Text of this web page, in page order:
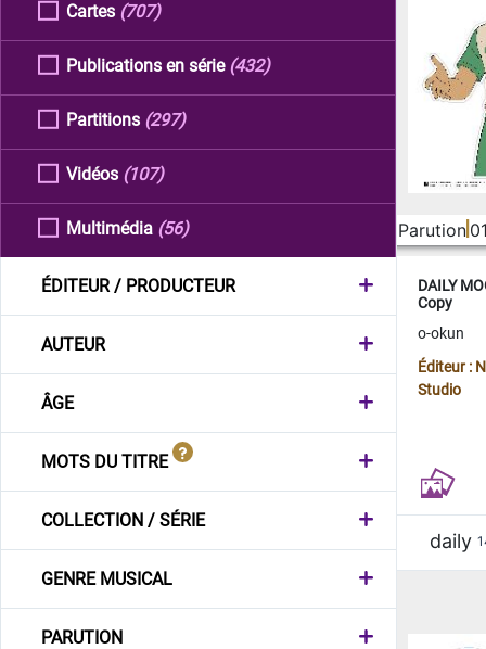
Cartes (707)
Publications en série (432)
Partitions (297)
Vidéos (107)
Multimédia (56)
ÉDITEUR / PRODUCTEUR
AUTEUR
ÂGE
MOTS DU TITRE
COLLECTION / SÉRIE
GENRE MUSICAL
PARUTION
Parution
DAILY
Copy
o-okun
Éditeur :
Studio
daily